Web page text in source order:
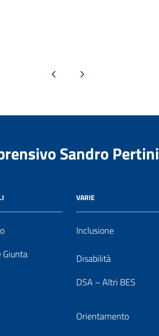
Pagina precedentePagina successiva
Sandro Pertini
Giunta
VARIE
Inclusione
Disabilità
DSA – Altri BES
Orientamento